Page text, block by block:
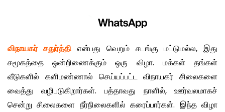
விநாயகர் சதுர்த்திஎன்பது வெறும் சடங்கு மட்டுமல்ல, இது
சமூகத்தை ஒன்றிணைக்கும் ஒரு விழா. மக்கள் தங்கள்
வீடுகளில் களிமண்ணால் செய்யப்பட்ட விநாயகர் சிலைகளை
வைத்து வழிபடுகிறார்கள். பத்தாவது நாளில், ஊர்வலமாகச்
சென்று சிலைகளை நீர்நிலைகளில் கரைப்பார்கள். இந்த விழா